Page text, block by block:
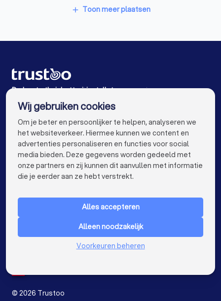
Thuisbatterij installateurs in Hellevoetsluis
Thuisbatterij installateurs in Steenbergen (NB)
Thuisbatterij installateurs in Oost-Souburg
Thuisbatterij installateurs in Amsterdam
Thuisbatterij installateurs in Rotterdam
Thuisbatterij installateurs in Den Haag
Thuisbatterij installateurs in Utrecht
Thuisbatterij installateurs in Tilburg
Thuisbatterij installateurs in Groningen
Thuisbatterij installateurs in Almere
add Toon meer plaatsen
De beste thuisbatterij installateurs voor jou
VOOR PARTICULIEREN keyboard_arrow_down
Nederland
© 2026 Trustoo
Wij gebruiken cookies
Om je beter en persoonlijker te helpen, analyseren we
het websiteverkeer. Hiermee kunnen we content en
advertenties personaliseren en functies voor social
media bieden. Deze gegevens worden gedeeld met
onze partners en zij kunnen dit aanvullen met informatie
die je eerder aan ze hebt verstrekt.
Alles accepteren
Alleen noodzakelijk
Voorkeuren beheren